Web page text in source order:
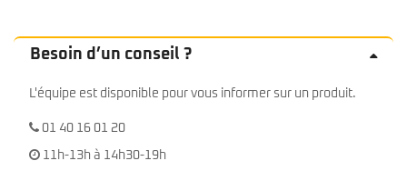
Besoin d’un conseil ?
L'équipe est disponible pour vous informer sur un produit.
01 40 16 01 20
11h-13h à 14h30-19h